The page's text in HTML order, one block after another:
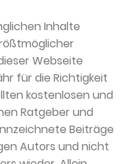
Inhalte
Webseite
für die Richtigkeit
kostenlosen und
Ratgeber und
Beiträge
Autors und nicht